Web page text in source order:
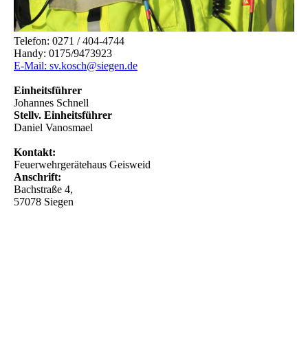
Telefon: 0271 / 404-4744
Handy: 0175/9473923
E-Mail: sv.kosch@siegen.de
Einheitsführer
Johannes Schnell
Stellv. Einheitsführer
Daniel Vanosmael
Kontakt:
Feuerwehrgerätehaus Geisweid
Anschrift:
Bachstraße 4,
57078 Siegen